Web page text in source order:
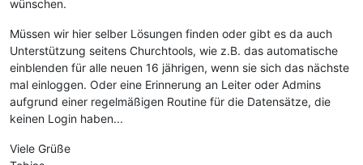
wünschen.
Müssen wir hier selber Lösungen finden oder gibt es da auch
Unterstützung seitens Churchtools, wie z.B. das automatische
einblenden für alle neuen 16 jährigen, wenn sie sich das nächste
mal einloggen. Oder eine Erinnerung an Leiter oder Admins
aufgrund einer regelmäßigen Routine für die Datensätze, die
keinen Login haben...
Viele Grüße